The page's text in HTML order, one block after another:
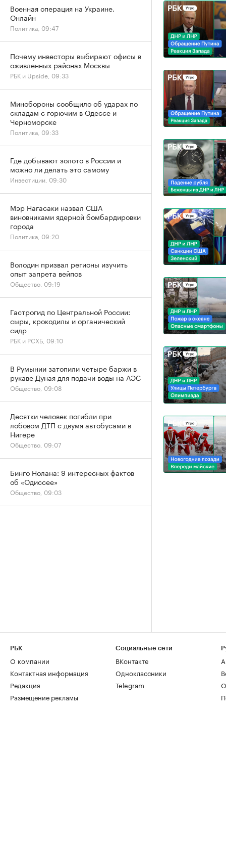
Военная операция на Украине.
Онлайн
Политика, 09:47
Почему инвесторы выбирают офисы в
оживленных районах Москвы
РБК и Upside, 09:33
Минобороны сообщило об ударах по
складам с горючим в Одессе и
Черноморске
Политика, 09:33
Где добывают золото в России и
можно ли делать это самому
Инвестиции, 09:30
Мэр Нагасаки назвал США
виновниками ядерной бомбардировки
города
Политика, 09:20
Володин призвал регионы изучить
опыт запрета вейпов
Общество, 09:19
Гастрогид по Центральной России:
сыры, крокодилы и органический
сидр
РБК и РСХБ, 09:10
В Румынии затопили четыре баржи в
рукаве Дуная для подачи воды на АЭС
Общество, 09:08
Десятки человек погибли при
лобовом ДТП с двумя автобусами в
Нигере
Общество, 09:07
Бинго Нолана: 9 интересных фактов
об «Одиссее»
Общество, 09:03
РБК
О компании
Контактная информация
Редакция
Размещение рекламы
Социальные сети
ВКонтакте
Одноклассники
Telegram